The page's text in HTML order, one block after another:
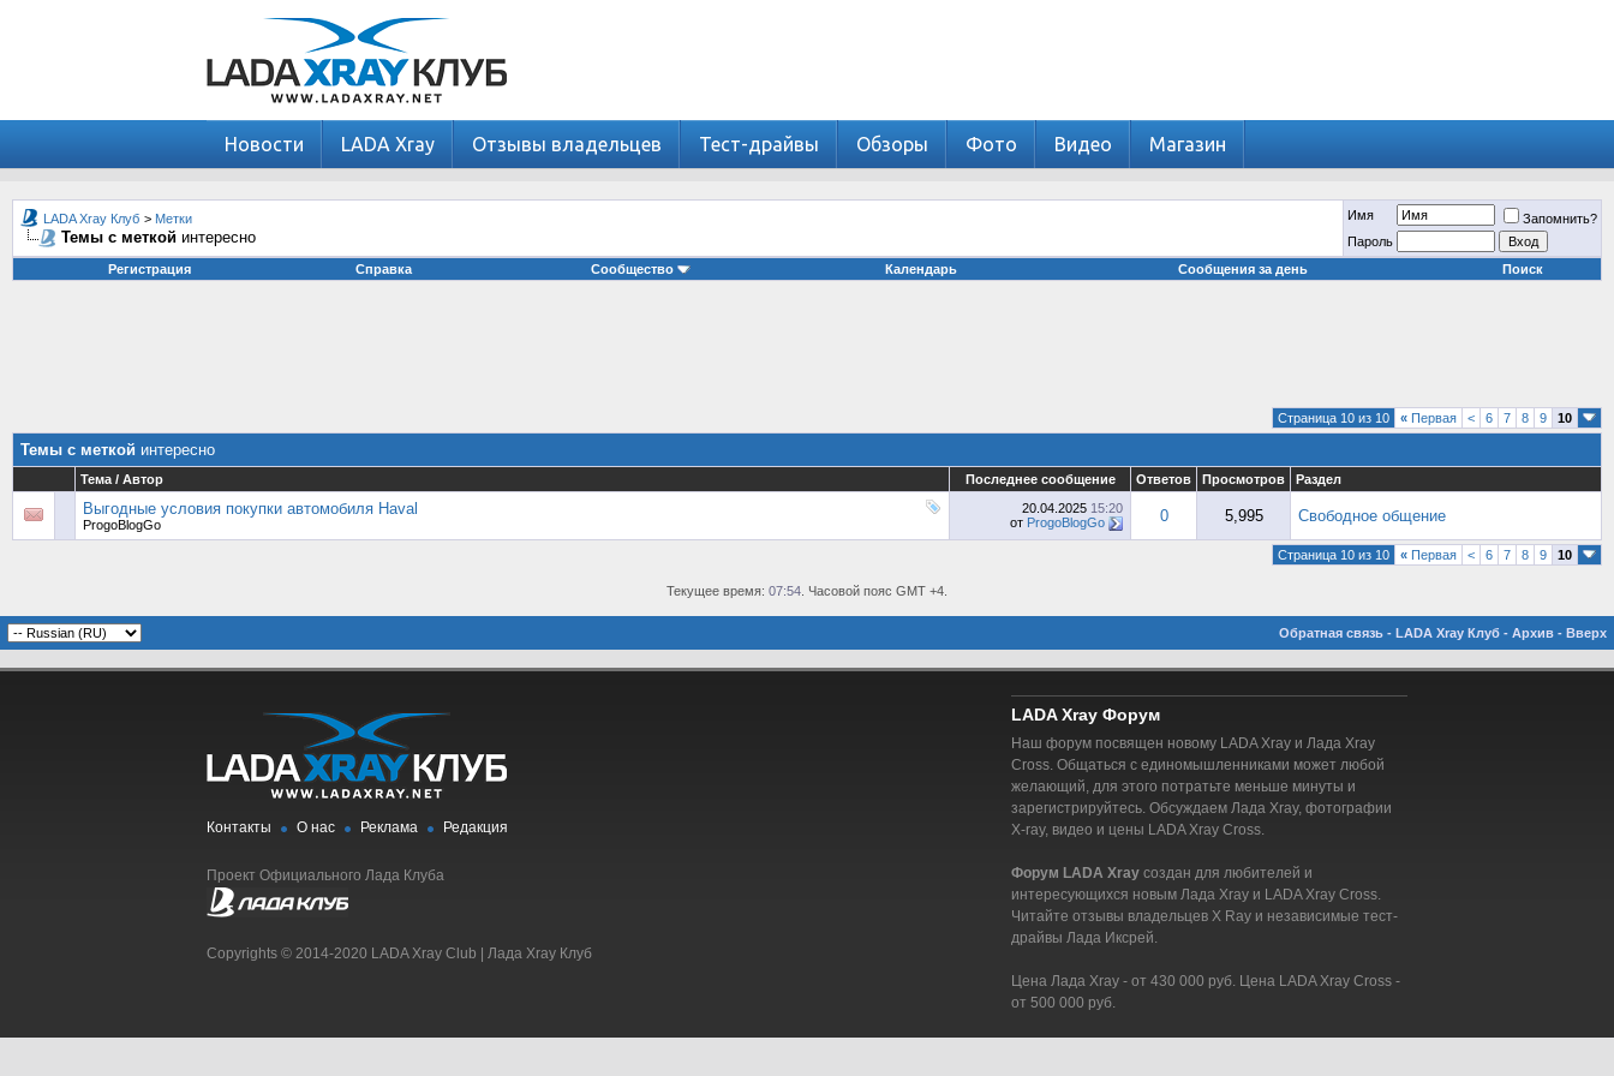
Новости LADA Xray Отзывы владельцев Тест-драйвы Обзоры Фото Видео Магазин
LADA Xray Клуб > Метки
Темы с меткой интересно
Имя
Запомнить?
Пароль
Регистрация
Справка Сообщество Календарь Сообщения за день Поиск
Страница 10 из 10 « Первая < 6 7 8 9 10
Темы с меткой интересно
Тема / Автор Последнее сообщение Ответов Просмотров Раздел
Выгодные условия покупки автомобиля Haval
ProgoBlogGo
20.04.2025 15:20
от ProgoBlogGo 0 5,995 Свободное общение
Страница 10 из 10 « Первая < 6 7 8 9 10
Текущее время: 07:54 . Часовой пояс GMT +4.
Обратная связь - LADA Xray Клуб - Архив - Вверх
Контакты О нас Реклама Редакция
Проект Официального Лада Клуба
Copyrights © 2014-2020 LADA Xray Club | Лада Xray Клуб
LADA Xray Форум
Наш форум посвящен новому LADA Xray и Лада Xray
Cross. Общаться с единомышленниками может любой
желающий, для этого потратьте меньше минуты и
зарегистрируйтесь. Обсуждаем Лада Xray, фотографии
X-ray, видео и цены LADA Xray Cross.
Форум LADA Xray создан для любителей и
интересующихся новым Лада Xray и LADA Xray Cross.
Читайте отзывы владельцев X Ray и независимые тест-
драйвы Лада Иксрей.
Цена Лада Xray - от 430 000 руб. Цена LADA Xray Cross -
от 500 000 руб.